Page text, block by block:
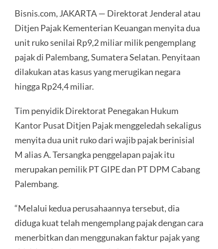
Bisnis.com, JAKARTA — Direktorat Jenderal atau
Ditjen Pajak Kementerian Keuangan menyita dua
unit ruko senilai Rp9,2 miliar milik pengemplang
pajak di Palembang, Sumatera Selatan. Penyitaan
dilakukan atas kasus yang merugikan negara
hingga Rp24,4 miliar.
Tim penyidik Direktorat Penegakan Hukum
Kantor Pusat Ditjen Pajak menggeledah sekaligus
menyita dua unit ruko dari wajib pajak berinisial
M alias A. Tersangka penggelapan pajak itu
merupakan pemilik PT GIPE dan PT DPM Cabang
Palembang.
“Melalui kedua perusahaannya tersebut, dia
diduga kuat telah mengemplang pajak dengan cara
menerbitkan dan menggunakan faktur pajak yang